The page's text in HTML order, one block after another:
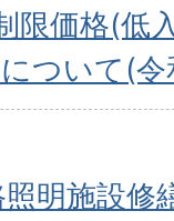
限価格(低
ついて(
明施設修